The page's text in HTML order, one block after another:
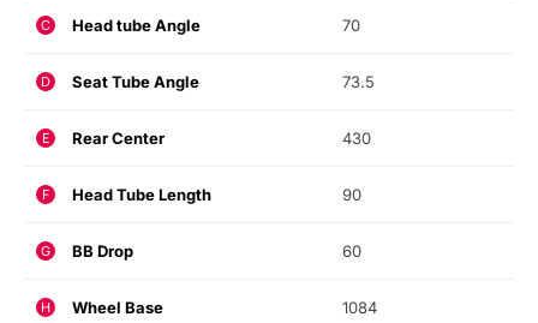
C Head tube Angle 70
D Seat Tube Angle 73.5
E Rear Center 430
F Head Tube Length 90
G BB Drop 60
H Wheel Base 1084